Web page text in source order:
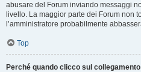
abusare del Forum inviando messaggi
livello. La maggior parte dei Forum non
l’amministratore probabilmente
Top
Perché quando clicco sul